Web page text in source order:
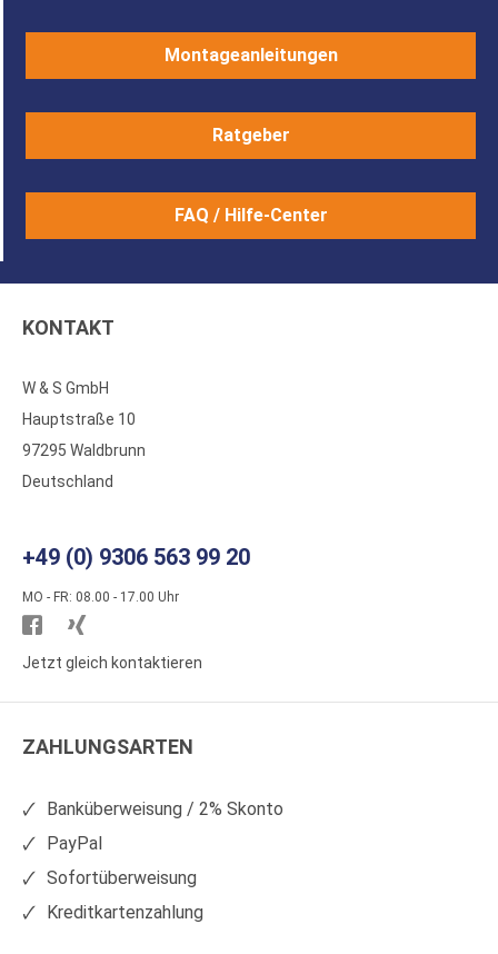
Montageanleitungen
Ratgeber
FAQ / Hilfe-Center
KONTAKT
W & S GmbH
Hauptstraße 10
97295 Waldbrunn
Deutschland
+49 (0) 9306 563 99 20
MO - FR: 08.00 - 17.00 Uhr
Besuchen
Sie
auf
Sie
auf
Jetzt gleich kontaktieren
ZAHLUNGSARTEN
Banküberweisung / 2% Skonto
PayPal
Sofortüberweisung
Kreditkartenzahlung